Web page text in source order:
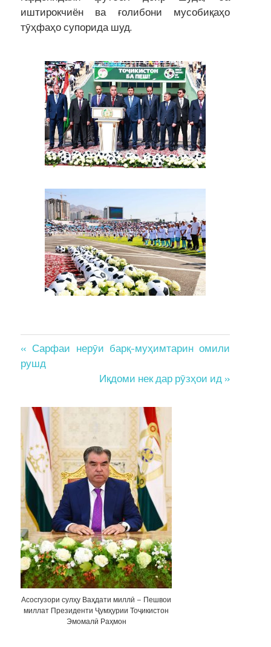
иштирокчиён ва ғолибони мусобиқаҳо
тӯҳфаҳо супорида шуд.
Post
navigation
« Сарфаи нерӯи барқ-муҳимтарин омили
рушд
Иқдоми нек дар рӯзҳои ид »
Асосгузори сулҳу Ваҳдати миллӣ – Пешвои
миллат Президенти Ҷумҳурии Тоҷикистон
Эмомалӣ Раҳмон